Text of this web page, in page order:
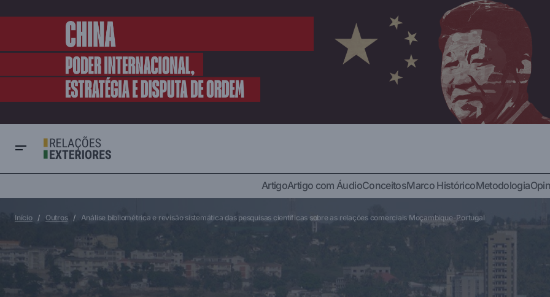
Desafios de Coexistência, Integração e
Análise bibliométrica e revisão sistemática das pesquisas científicas
comerciais Moçambique-Portugal
ArtigoArtigo com ÁudioConceitosMarco HistóricoMetodologia
Início Outros Análise bibliométrica e revisão sistemática das pesquisas científicas sobre as relações comerciais Moçambique-Portugal